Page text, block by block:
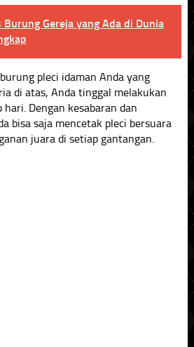
Burung Gereja yang Ada di Dunia
pleci idaman Anda yang
di atas, Anda tinggal melakukan
Dengan kesabaran dan
bisa saja mencetak pleci bersuara
juara di setiap gantangan.